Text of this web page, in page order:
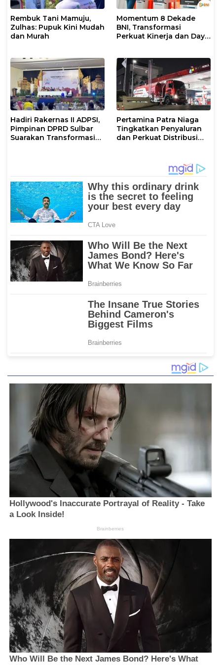
Rembuk Tani Mamuju,
Zulhas: Pupuk Kini Mudah
dan Murah
Momentum 8 Dekade
BNI, Transformasi
Perkuat Kinerja dan Daya
Hadiri Rakernas II ADPSI,
Pimpinan DPRD Sulbar
Suarakan Transformasi
Pertamina Patra Niaga
Tingkatkan Penyaluran
dan Perkuat Distribusi